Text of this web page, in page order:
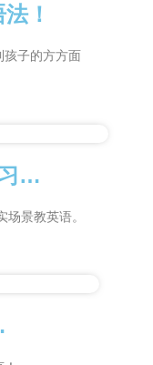
！
孩子的方方面
…
景教英语。